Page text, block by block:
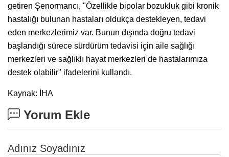
getiren Şenormancı, "Özellikle bipolar bozukluk gibi kronik
hastalığı bulunan hastaları oldukça destekleyen, tedavi
eden merkezlerimiz var. Bunun dışında doğru tedavi
başlandığı sürece sürdürüm tedavisi için aile sağlığı
merkezleri ve sağlıklı hayat merkezleri de hastalarımıza
destek olabilir" ifadelerini kullandı.
Kaynak: İHA
Yorum Ekle
Adınız Soyadınız